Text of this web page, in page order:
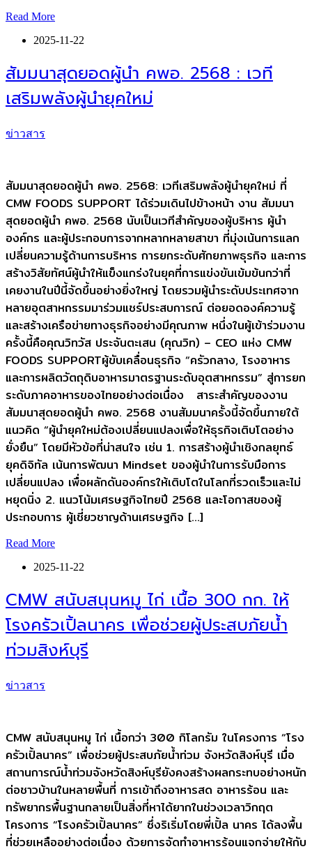
Read More
2025-11-22
สัมมนาสุดยอดผู้นํา คพอ. 2568 : เวที
เสริมพลังผู้นำยุคใหม่
ข่าวสาร
สัมมนาสุดยอดผู้นํา คพอ. 2568: เวทีเสริมพลังผู้นำยุคใหม่ ที่
CMW FOODS SUPPORT ได้ร่วมเดินไปข้างหน้า งาน สัมมนา
สุดยอดผู้นํา คพอ. 2568 นับเป็นเวทีสำคัญของผู้บริหาร ผู้นำ
องค์กร และผู้ประกอบการจากหลากหลายสาขา ที่มุ่งเน้นการแลก
เปลี่ยนความรู้ด้านการบริหาร การยกระดับศักยภาพธุรกิจ และการ
สร้างวิสัยทัศน์ผู้นำให้แข็งแกร่งในยุคที่การแข่งขันเข้มข้นกว่าที่
เคยงานในปีนี้จัดขึ้นอย่างยิ่งใหญ่ โดยรวมผู้นำระดับประเทศจาก
หลายอุตสาหกรรมมาร่วมแชร์ประสบการณ์ ต่อยอดองค์ความรู้
และสร้างเครือข่ายทางธุรกิจอย่างมีคุณภาพ หนึ่งในผู้เข้าร่วมงาน
ครั้งนี้คือคุณวิทวัส ประจันตะเสน (คุณวิท) – CEO แห่ง CMW
FOODS SUPPORTผู้ขับเคลื่อนธุรกิจ “ครัวกลาง, โรงอาหาร
และการผลิตวัตถุดิบอาหารมาตรฐานระดับอุตสาหกรรม” สู่การยก
ระดับภาคอาหารของไทยอย่างต่อเนื่อง สาระสำคัญของงาน
สัมมนาสุดยอดผู้นํา คพอ. 2568 งานสัมมนาครั้งนี้จัดขึ้นภายใต้
แนวคิด “ผู้นำยุคใหม่ต้องเปลี่ยนแปลงเพื่อให้ธุรกิจเติบโตอย่าง
ยั่งยืน” โดยมีหัวข้อที่น่าสนใจ เช่น 1. การสร้างผู้นำเชิงกลยุทธ์
ยุคดิจิทัล เน้นการพัฒนา Mindset ของผู้นำในการรับมือการ
เปลี่ยนแปลง เพื่อผลักดันองค์กรให้เติบโตในโลกที่รวดเร็วและไม่
หยุดนิ่ง 2. แนวโน้มเศรษฐกิจไทยปี 2568 และโอกาสของผู้
ประกอบการ ผู้เชี่ยวชาญด้านเศรษฐกิจ […]
Read More
2025-11-22
CMW สนับสนุนหมู ไก่ เนื้อ 300 กก. ให้
โรงครัวเปิ้ลนาคร เพื่อช่วยผู้ประสบภัยน้ำ
ท่วมสิงห์บุรี
ข่าวสาร
CMW สนับสนุนหมู ไก่ เนื้อกว่า 300 กิโลกรัม ในโครงการ “โรง
ครัวเปิ้ลนาคร” เพื่อช่วยผู้ประสบภัยน้ำท่วม จังหวัดสิงห์บุรี เมื่อ
สถานการณ์น้ำท่วมจังหวัดสิงห์บุรียังคงสร้างผลกระทบอย่างหนัก
ต่อชาวบ้านในหลายพื้นที่ การเข้าถึงอาหารสด อาหารร้อน และ
ทรัพยากรพื้นฐานกลายเป็นสิ่งที่หาได้ยากในช่วงเวลาวิกฤต
โครงการ “โรงครัวเปิ้ลนาคร” ซึ่งริเริ่มโดยพี่เปิ้ล นาคร ได้ลงพื้น
ที่ช่วยเหลืออย่างต่อเนื่อง ด้วยการจัดทำอาหารร้อนแจกจ่ายให้กับ